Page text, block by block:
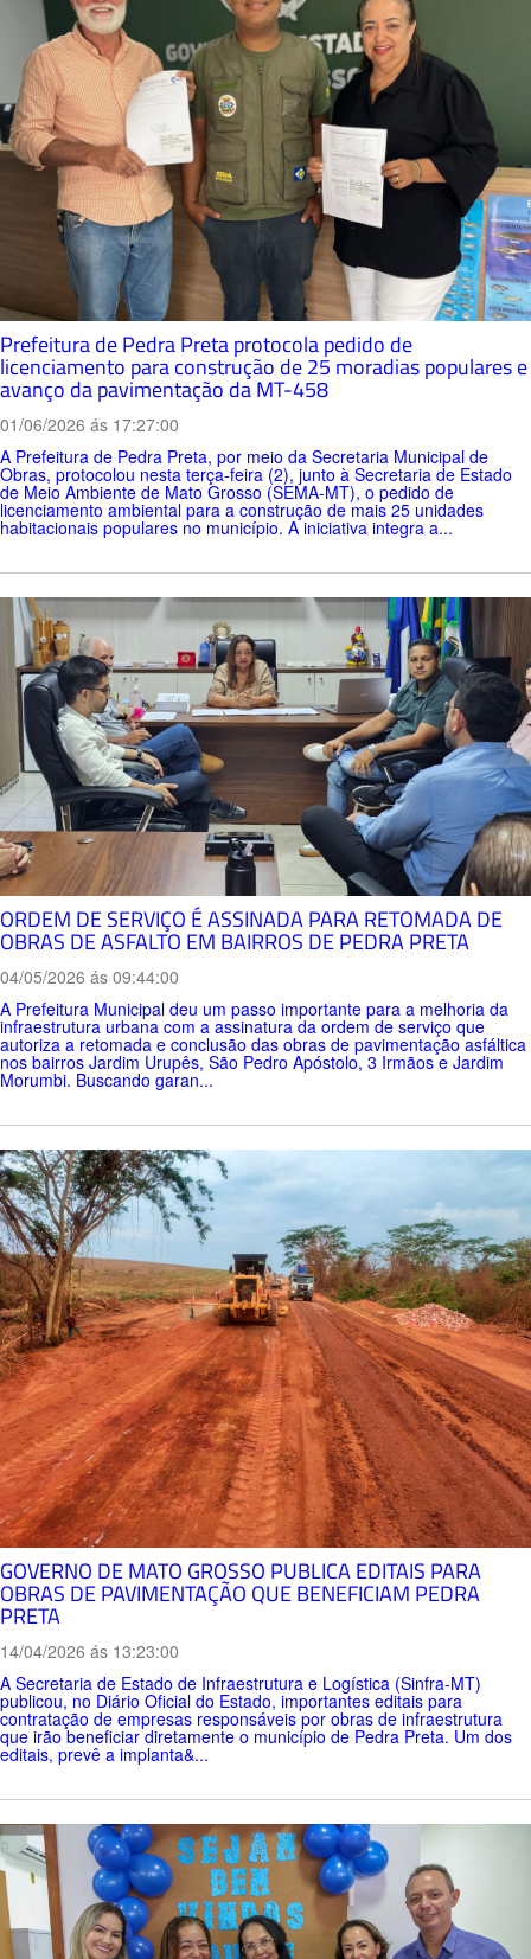
Prefeitura de Pedra Preta protocola pedido de
licenciamento para construção de 25 moradias populares e
avanço da pavimentação da MT-458
01/06/2026 ás 17:27:00
A Prefeitura de Pedra Preta, por meio da Secretaria Municipal de
Obras, protocolou nesta terça-feira (2), junto à Secretaria de Estado
de Meio Ambiente de Mato Grosso (SEMA-MT), o pedido de
licenciamento ambiental para a construção de mais 25 unidades
habitacionais populares no município. A iniciativa integra a...
ORDEM DE SERVIÇO É ASSINADA PARA RETOMADA DE
OBRAS DE ASFALTO EM BAIRROS DE PEDRA PRETA
04/05/2026 ás 09:44:00
A Prefeitura Municipal deu um passo importante para a melhoria da
infraestrutura urbana com a assinatura da ordem de serviço que
autoriza a retomada e conclusão das obras de pavimentação asfáltica
nos bairros Jardim Urupês, São Pedro Apóstolo, 3 Irmãos e Jardim
Morumbi. Buscando garan...
GOVERNO DE MATO GROSSO PUBLICA EDITAIS PARA
OBRAS DE PAVIMENTAÇÃO QUE BENEFICIAM PEDRA
PRETA
14/04/2026 ás 13:23:00
A Secretaria de Estado de Infraestrutura e Logística (Sinfra-MT)
publicou, no Diário Oficial do Estado, importantes editais para
contratação de empresas responsáveis por obras de infraestrutura
que irão beneficiar diretamente o município de Pedra Preta. Um dos
editais, prevê a implanta&...